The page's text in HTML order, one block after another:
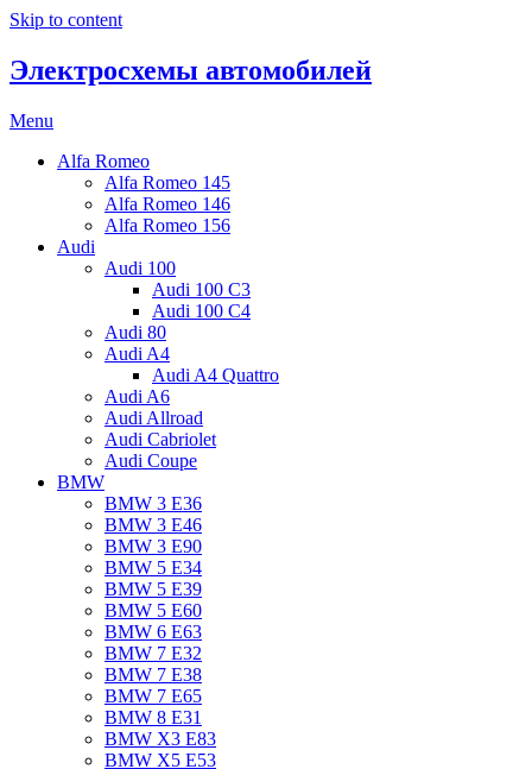
Skip to content
Электросхемы автомобилей
Menu
Alfa Romeo
Alfa Romeo 145
Alfa Romeo 146
Alfa Romeo 156
Audi
Audi 100
Audi 100 C3
Audi 100 C4
Audi 80
Audi A4
Audi A4 Quattro
Audi A6
Audi Allroad
Audi Cabriolet
Audi Coupe
BMW
BMW 3 E36
BMW 3 E46
BMW 3 E90
BMW 5 E34
BMW 5 E39
BMW 5 E60
BMW 6 Е63
BMW 7 Е32
BMW 7 Е38
BMW 7 Е65
BMW 8 Е31
BMW X3 E83
BMW X5 E53